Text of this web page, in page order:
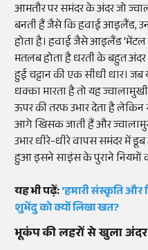
आमतौर पर समंदर के अंदर जो
बनती हैं जैसे कि हवाई आइलैंड,
होता है। हवाई जैसे आइलैंड
मतलब होता है धरती के बहुत
हुई चट्टान की एक सीधी धार।
धक्का मारता है तो यह
ऊपर की तरफ उभार देता है
आगे खिसक जाती हैं और
उभार धीरे-धीरे वापस समंदर में
हुआ इसने साइंस के पुराने नियमों
यह भी पढ़ें:'हमारी संस्कृति और
शुभेंदु को क्यों लिखा खत?
भूकंप की लहरों से खुला अंदर